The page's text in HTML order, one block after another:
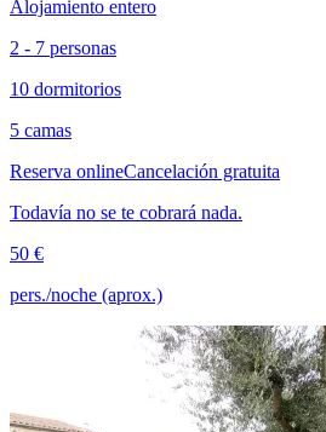
Alojamiento entero
2 - 7 personas
10 dormitorios
5 camas
Reserva onlineCancelación gratuita
Todavía no se te cobrará nada.
50 €
pers./noche (aprox.)